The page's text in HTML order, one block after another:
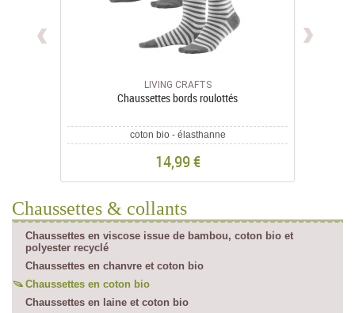
LIVING CRAFTS
Chaussettes bords roulottés
coton bio - élasthanne
14,99 €
Chaussettes & collants
Chaussettes en viscose issue de bambou, coton bio et
polyester recyclé
Chaussettes en chanvre et coton bio
Chaussettes en coton bio
Chaussettes en laine et coton bio